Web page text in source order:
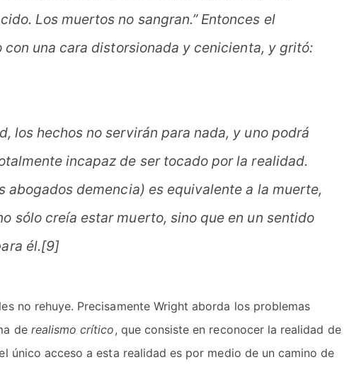
Los muertos no sangran.” Entonces el
una cara distorsionada y cenicienta, y gritó:
los hechos no servirán para nada, y uno podrá
incapaz de ser tocado por la realidad.
demencia) es equivalente a la muerte,
sólo creía estar muerto, sino que en un sentido
él.[9]
no rehuye. Precisamente Wright aborda los problemas
de realismo crítico, que consiste en reconocer la realidad de
único acceso a esta realidad es por medio de un camino de